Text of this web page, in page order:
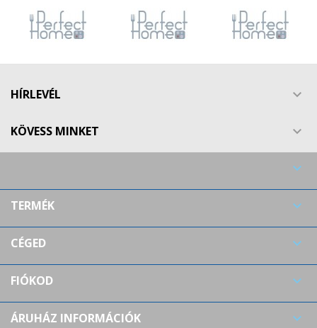
HÍRLEVÉL 
KÖVESS MINKET 

TERMÉK 
CÉGED 
FIÓKOD 
ÁRUHÁZ INFORMÁCIÓK 